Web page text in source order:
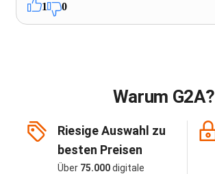
1 0
Warum G2A?
Riesige Auswahl zu
besten Preisen
Über 75.000digitale